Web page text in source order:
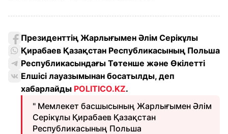
Президенттің Жарлығымен Әлім Серікұлы
Қирабаев Қазақстан Республикасының Польша
Республикасындағы Төтенше және Өкілетті
Елшісі лауазымынан босатылды, деп
хабарлайды POLITICO.KZ.
" Мемлекет басшысының Жарлығымен Әлім
Серікұлы Қирабаев Қазақстан
Республикасының Польша